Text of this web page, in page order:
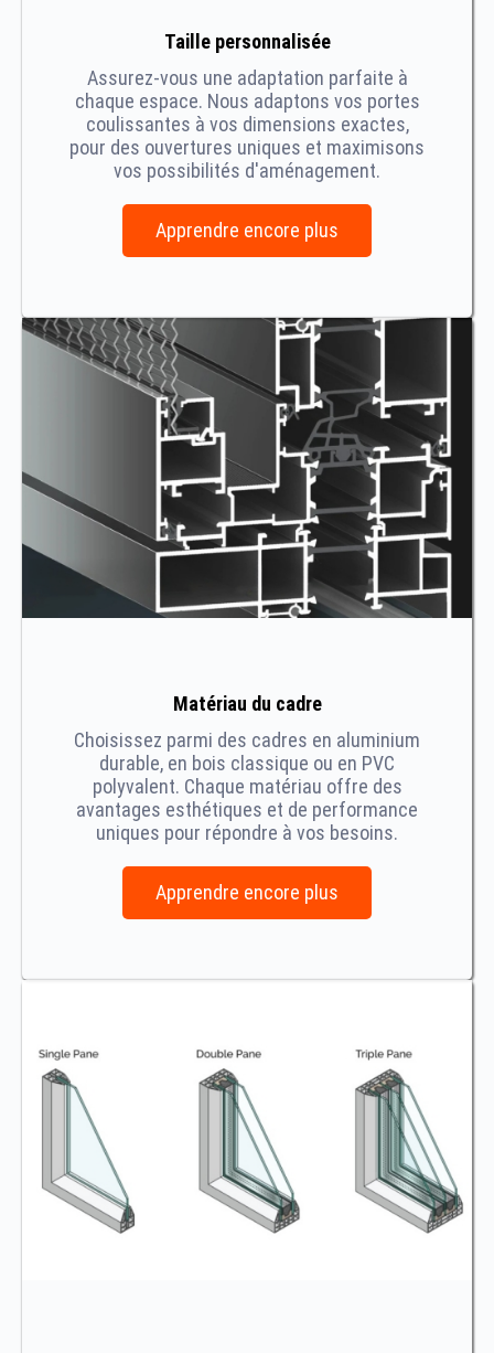
Taille personnalisée
Assurez-vous une adaptation parfaite à
chaque espace. Nous adaptons vos portes
coulissantes à vos dimensions exactes,
pour des ouvertures uniques et maximisons
vos possibilités d'aménagement.
Apprendre encore plus
Matériau du cadre
Choisissez parmi des cadres en aluminium
durable, en bois classique ou en PVC
polyvalent. Chaque matériau offre des
avantages esthétiques et de performance
uniques pour répondre à vos besoins.
Apprendre encore plus